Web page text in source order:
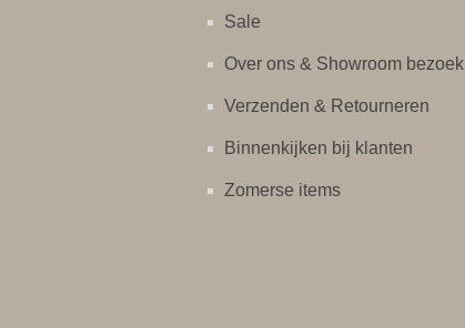
Sale
Over ons & Showroom bezoek
Verzenden & Retourneren
Binnenkijken bij klanten
Zomerse items